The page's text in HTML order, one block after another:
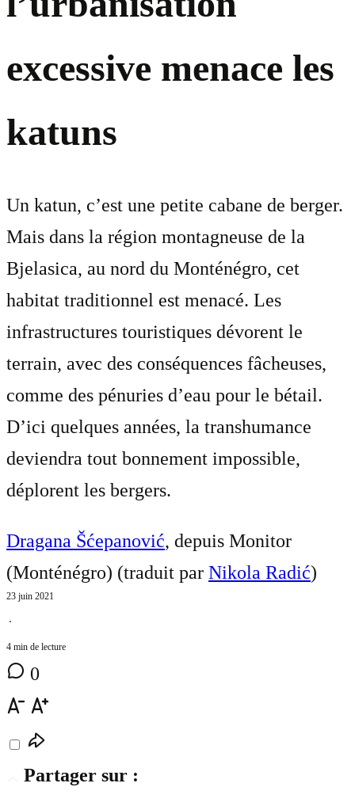
excessive menace les
katuns
Un katun, c’est une petite cabane de berger.
Mais dans la région montagneuse de la
Bjelasica, au nord du Monténégro, cet
habitat traditionnel est menacé. Les
infrastructures touristiques dévorent le
terrain, avec des conséquences fâcheuses,
comme des pénuries d’eau pour le bétail.
D’ici quelques années, la transhumance
deviendra tout bonnement impossible,
déplorent les bergers.
Dragana Šćepanović, depuis Monitor
(Monténégro) (traduit par Nikola Radić)
23 juin 2021
⋅
4 min de lecture
0
Partager sur :